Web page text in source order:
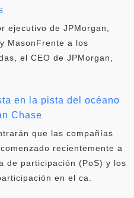
ejecutivo de JPMorgan,
MasonFrente a los
el CEO de JPMorgan,
en la pista del océano
Chase
que las compañías
recientemente a
de participación (PoS) y los
en el ca.